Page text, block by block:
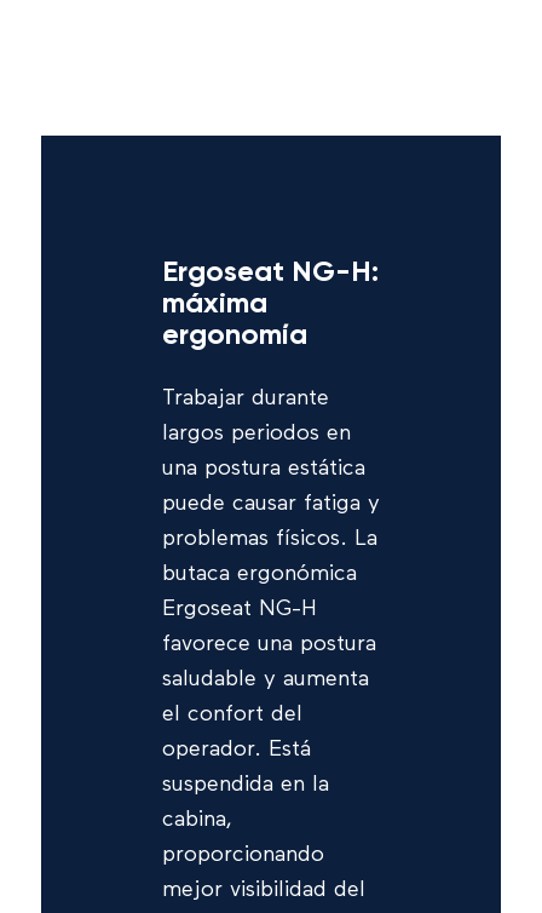
Ergoseat NG-H:
máxima
ergonomía
Trabajar durante
largos periodos en
una postura estática
puede causar fatiga y
problemas físicos. La
butaca ergonómica
Ergoseat NG-H
favorece una postura
saludable y aumenta
el confort del
operador. Está
suspendida en la
cabina,
proporcionando
mejor visibilidad del